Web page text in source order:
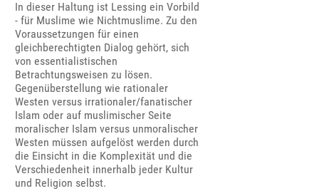
In dieser Haltung ist Lessing ein Vorbild
- für Muslime wie Nichtmuslime. Zu den
Voraussetzungen für einen
gleichberechtigten Dialog gehört, sich
von essentialistischen
Betrachtungsweisen zu lösen.
Gegenüberstellung wie rationaler
Westen versus irrationaler/fanatischer
Islam oder auf muslimischer Seite
moralischer Islam versus unmoralischer
Westen müssen aufgelöst werden durch
die Einsicht in die Komplexität und die
Verschiedenheit innerhalb jeder Kultur
und Religion selbst.